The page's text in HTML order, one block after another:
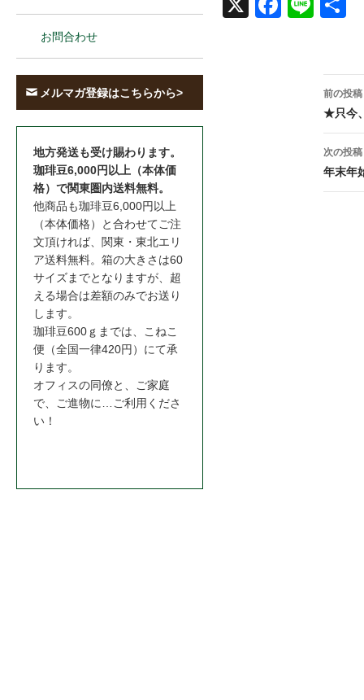
Face
Line
投
稿
ナ
ビ
前の投稿
★只今
次の投稿
年末年
お問合わせ
メルマガ登録はこちらから>
地方発送も受け賜わります。
珈琲豆6,000円以上（本体価
格）で関東圏内送料無料。
他商品も珈琲豆6,000円以上
（本体価格）と合わせてご注
文頂ければ、関東・東北エリ
ア送料無料。箱の大きさは60
サイズまでとなりますが、超
える場合は差額のみでお送り
します。
珈琲豆600ｇまでは、こねこ
便（全国一律420円）にて承
ります。
オフィスの同僚と、ご家庭
で、ご進物に…ご利用くださ
い！